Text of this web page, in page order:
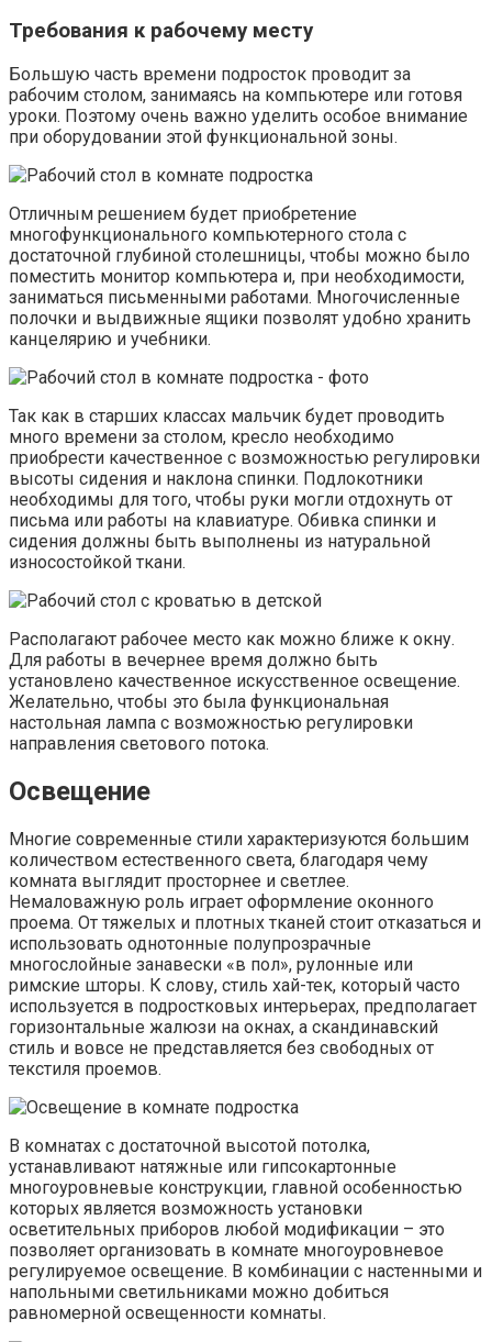
Требования к рабочему месту
Большую часть времени подросток проводит за
рабочим столом, занимаясь на компьютере или готовя
уроки. Поэтому очень важно уделить особое внимание
при оборудовании этой функциональной зоны.
Отличным решением будет приобретение
многофункционального компьютерного стола с
достаточной глубиной столешницы, чтобы можно было
поместить монитор компьютера и, при необходимости,
заниматься письменными работами. Многочисленные
полочки и выдвижные ящики позволят удобно хранить
канцелярию и учебники.
Так как в старших классах мальчик будет проводить
много времени за столом, кресло необходимо
приобрести качественное с возможностью регулировки
высоты сидения и наклона спинки. Подлокотники
необходимы для того, чтобы руки могли отдохнуть от
письма или работы на клавиатуре. Обивка спинки и
сидения должны быть выполнены из натуральной
износостойкой ткани.
Располагают рабочее место как можно ближе к окну.
Для работы в вечернее время должно быть
установлено качественное искусственное освещение.
Желательно, чтобы это была функциональная
настольная лампа с возможностью регулировки
направления светового потока.
Освещение
Многие современные стили характеризуются большим
количеством естественного света, благодаря чему
комната выглядит просторнее и светлее.
Немаловажную роль играет оформление оконного
проема. От тяжелых и плотных тканей стоит отказаться и
использовать однотонные полупрозрачные
многослойные занавески «в пол», рулонные или
римские шторы. К слову, стиль хай-тек, который часто
используется в подростковых интерьерах, предполагает
горизонтальные жалюзи на окнах, а скандинавский
стиль и вовсе не представляется без свободных от
текстиля проемов.
В комнатах с достаточной высотой потолка,
устанавливают натяжные или гипсокартонные
многоуровневые конструкции, главной особенностью
которых является возможность установки
осветительных приборов любой модификации – это
позволяет организовать в комнате многоуровневое
регулируемое освещение. В комбинации с настенными и
напольными светильниками можно добиться
равномерной освещенности комнаты.